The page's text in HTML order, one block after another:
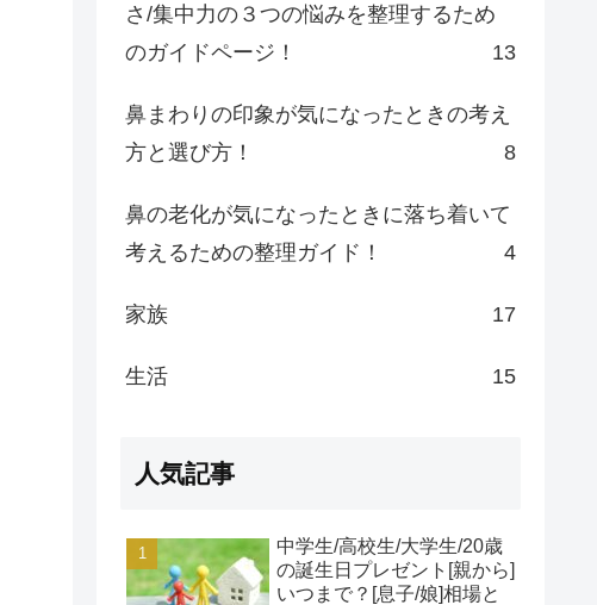
さ/集中力の３つの悩みを整理するため
のガイドページ！
13
鼻まわりの印象が気になったときの考え
方と選び方！
8
鼻の老化が気になったときに落ち着いて
考えるための整理ガイド！
4
家族 17
生活 15
人気記事
中学生/高校生/大学生/20歳
の誕生日プレゼント[親から]
いつまで？[息子/娘]相場と